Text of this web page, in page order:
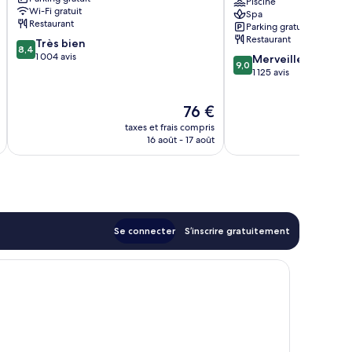
Wi-Fi gratuit
Restaurant
8.4
sur
8,4 Très bien
1 004 avis
Le
nouveau
prix
76 €
taxes et frais compris
16 août - 17 août
a
Wyndham
Grand
Hotel
Durant
Spa
Parking gratuit
Restaurant
9.0
sur
9,0 Merveilleux
1 125 avis
Se connecter S’inscrire gratuitement